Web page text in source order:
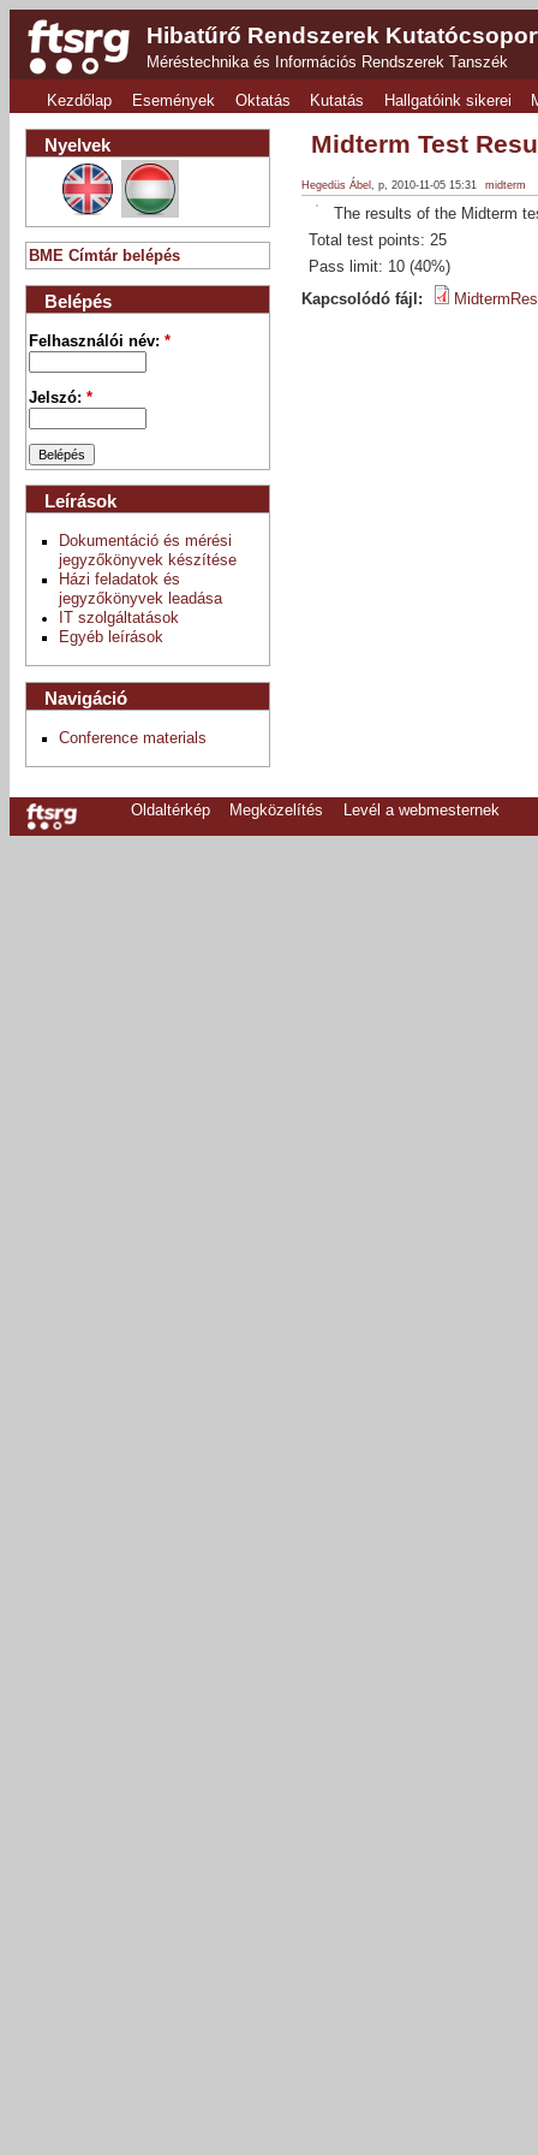
Hibatűrő Rendszerek
Méréstechnika és Információs Rendszerek Tanszék
Kezdőlap Események Oktatás Kutatás Hallgatóink sikerei
Midterm Test
Hegedüs Ábel , p, 2010-11-05 15:31 midterm
The results of the Midterm
Total test points: 25
Pass limit: 10 (40%)
Kapcsolódó fájl:
Nyelvek
BME Címtár belépés
Belépés
Felhasználói név:*
Jelszó:*
Leírások
Dokumentáció és mérési
jegyzőkönyvek készítése
Házi feladatok és
jegyzőkönyvek leadása
IT szolgáltatások
Egyéb leírások
Navigáció
Conference materials
Oldaltérkép Megközelítés Levél a webmesternek